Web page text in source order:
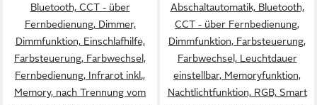
Bluetooth, CCT - über
Fernbedienung, Dimmer,
Dimmfunktion, Einschlafhilfe,
Farbsteuerung, Farbwechsel,
Fernbedienung, Infrarot inkl.,
Memory, nach Trennung vom
Abschaltautomatik, Bluetooth,
CCT - über Fernbedienung,
Dimmfunktion, Farbsteuerung,
Farbwechsel, Leuchtdauer
einstellbar, Memoryfunktion,
Nachtlichtfunktion, RGB, Smart